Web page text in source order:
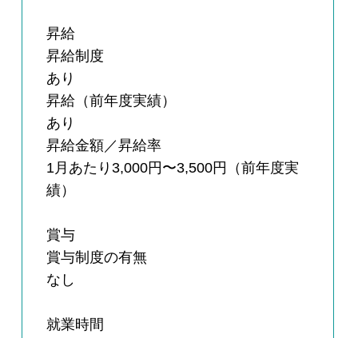
昇給
昇給制度
あり
昇給（前年度実績）
あり
昇給金額／昇給率
1月あたり3,000円〜3,500円（前年度実
績）
賞与
賞与制度の有無
なし
就業時間